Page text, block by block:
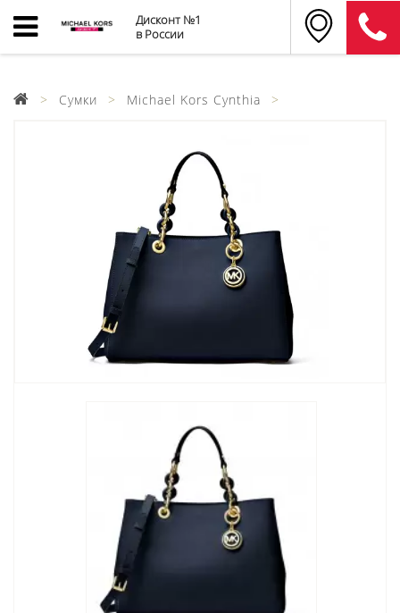
Дисконт №1
в России
Сумки Michael Kors Cynthia